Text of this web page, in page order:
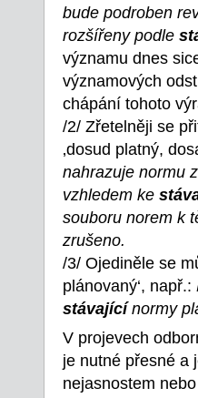
bude podroben
rozšířeny podle
významu dnes
významových
chápání tohoto
/2/ Zřetelněji se
‚dosud platný,
nahrazuje normu
vzhledem ke
souboru norem k
zrušeno.
/3/ Ojediněle se
plánovaný‘, např.:
stávající normy
V projevech
je nutné přesné a
nejasnostem